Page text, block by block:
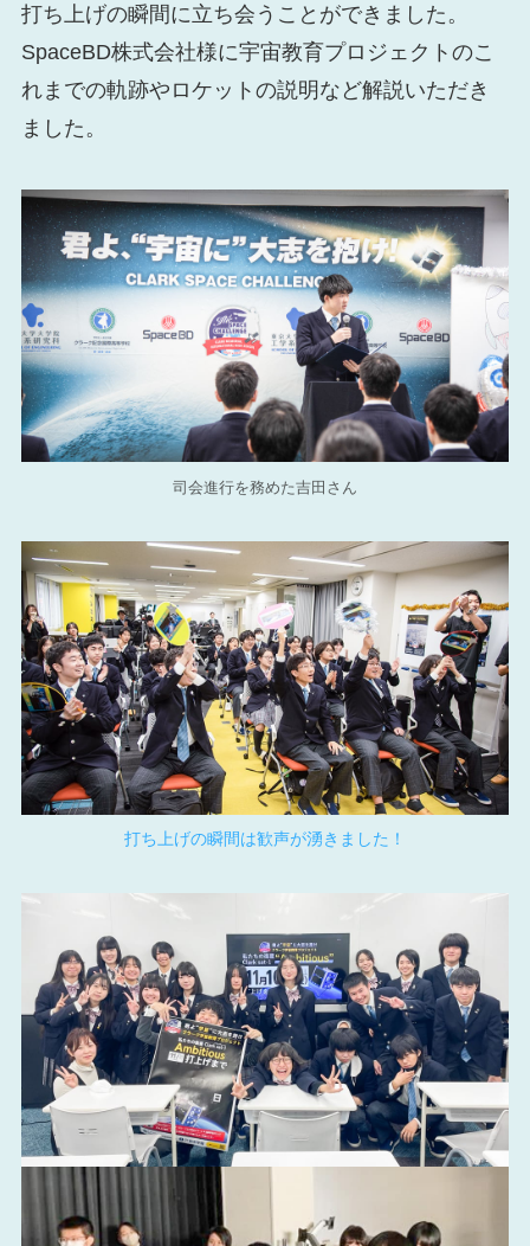
打ち上げの瞬間に立ち会うことができました。
SpaceBD株式会社様に宇宙教育プロジェクトのこ
れまでの軌跡やロケットの説明など解説いただき
ました。
司会進行を務めた吉田さん
打ち上げの瞬間は歓声が湧きました！